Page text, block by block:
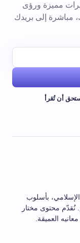
مميزة ورؤى
مباشرة إلى بريدك
أن تُقرأ
بأسلوب
نُقدّم محتوى مختار
العميقة.